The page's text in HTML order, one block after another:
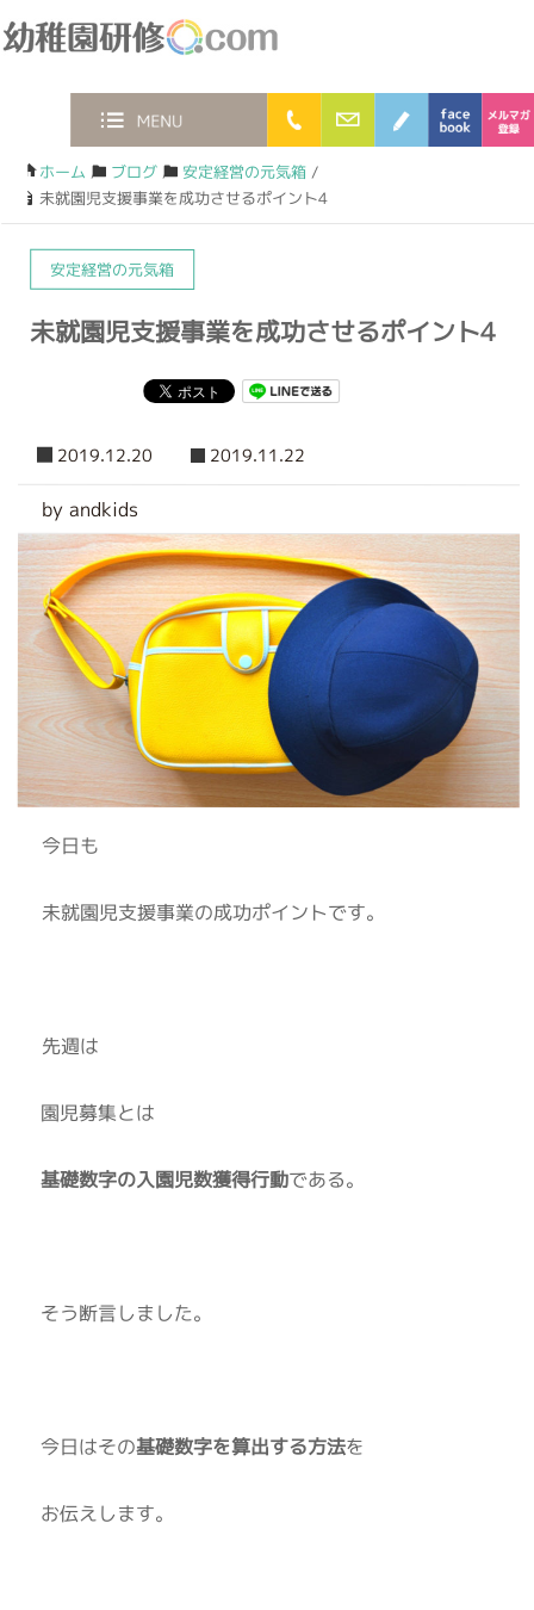
MENU 0120-36-2023
お問合わせフォー
ブログ
ホーム / ブログ / 安定経営の元気箱 /
未就園児支援事業を成功させるポイント4
安定経営の元気箱
未就園児支援事業を成功させるポイント4
2019.12.20 2019.11.22
by andkids
今日も
未就園児支援事業の成功ポイントです。
先週は
園児募集とは
基礎数字の入園児数獲得行動である。
そう断言しました。
今日はその基礎数字を算出する方法を
お伝えします。